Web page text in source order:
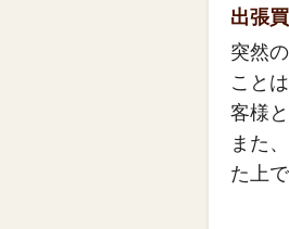
出張
突然
こと
客様
また
た上